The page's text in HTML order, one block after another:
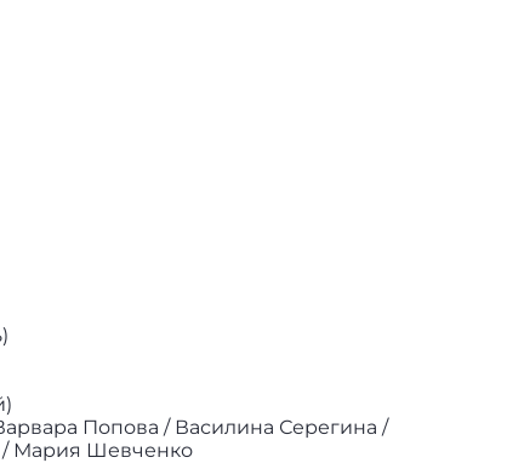
Попова / Василина Серегина /
/ Мария Шевченко